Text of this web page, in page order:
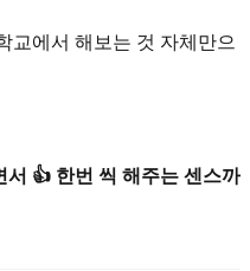
교에서 해보는 것 자체만으
👍 한번 씩 해주는 센스까